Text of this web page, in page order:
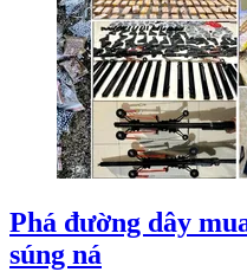
Phá đường dây
súng ná